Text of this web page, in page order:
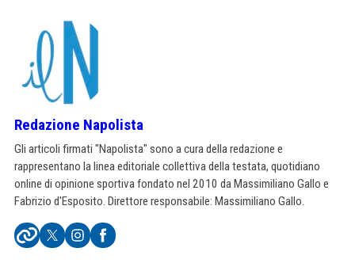
Redazione Napolista
Gli articoli firmati "Napolista" sono a cura della redazione e
rappresentano la linea editoriale collettiva della testata, quotidiano
online di opinione sportiva fondato nel 2010 da Massimiliano Gallo e
Fabrizio d'Esposito. Direttore responsabile: Massimiliano Gallo.